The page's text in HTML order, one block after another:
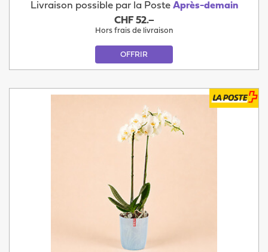
Livraison possible par la Poste Après-demain
CHF 52.–
Hors frais de livraison
OFFRIR